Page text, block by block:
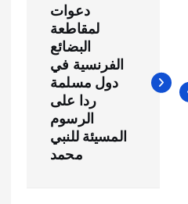
دعوات
لمقاطعة
البضائع
الفرنسية في
دول مسلمة
ردا على
الرسوم
المسيئة للنبي
محمد